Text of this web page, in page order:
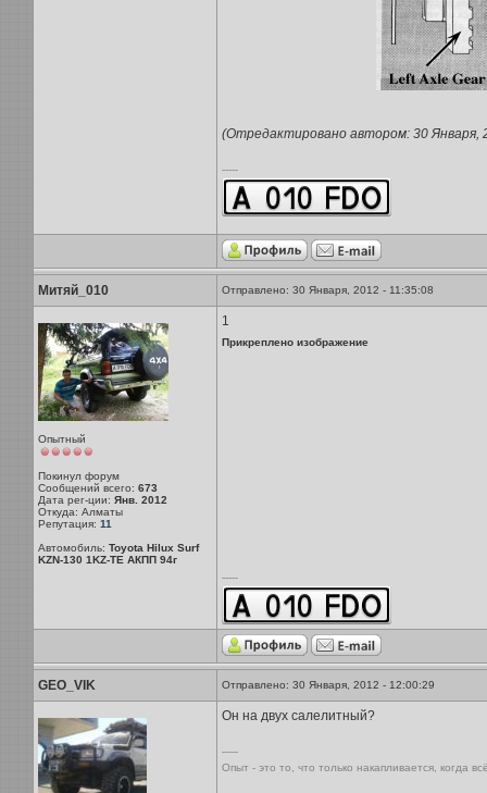
(Отредактировано автором: 30 Января,
-----
Митяй_010 Отправлено: 30 Января, 2012 - 11:35:08
Опытный
Покинул форум
Сообщений всего: 673
Дата рег-ции: Янв. 2012
Откуда: Алматы
Репутация: 11
Автомобиль: Toyota Hilux Surf
KZN-130 1KZ-TE АКПП 94г
1
Прикреплено изображение
-----
GEO_VIK Отправлено: 30 Января, 2012 - 12:00:29
Он на двух салелитный?
-----
Опыт - это то, что только накапливается, когда